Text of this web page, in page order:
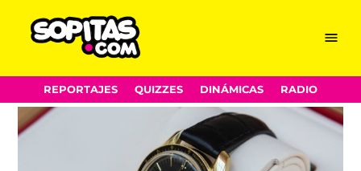
Skip
to
content
Menu
REPORTAJES QUIZZES DINÁMICAS RADIO